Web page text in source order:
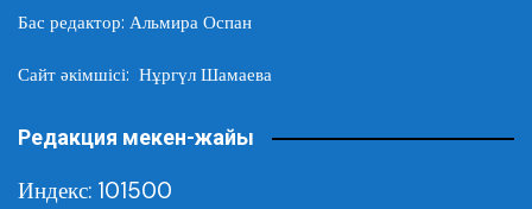
Бас редактор: Альмира Оспан
Сайт әкімшісі: Нұргүл Шамаева
Редакция мекен-жайы
Индекс: 101500